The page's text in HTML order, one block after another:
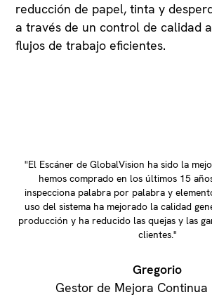
reducción de papel, tinta y
a través de un control de calidad
flujos de trabajo eficientes.
"El Escáner de GlobalVision ha sido la
hemos comprado en los últimos 15
inspecciona palabra por palabra y
uso del sistema ha mejorado la calidad
producción y ha reducido las quejas y las
clientes."
Gregorio
Gestor de Mejora Continua